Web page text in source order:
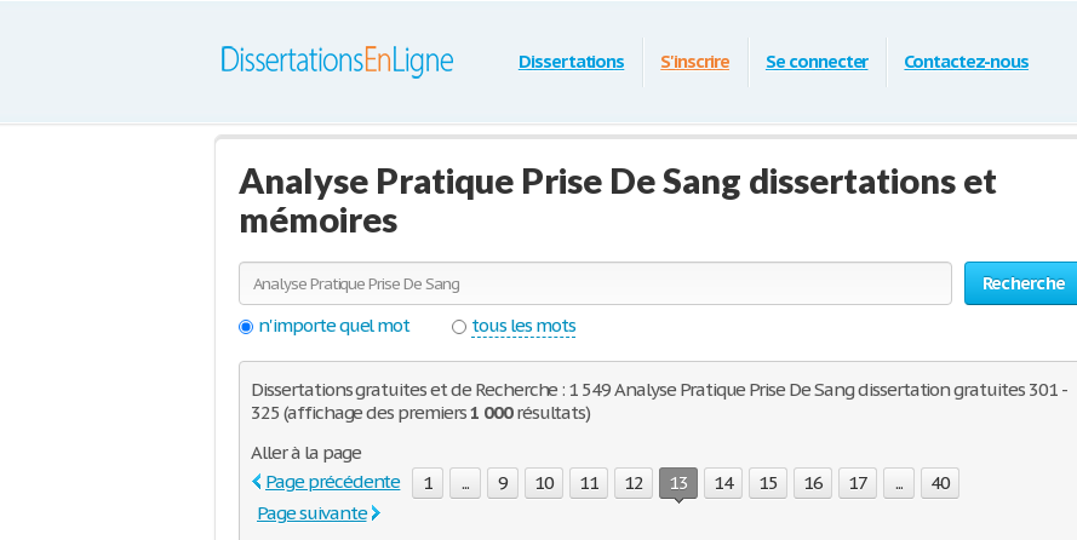
Dissertations S'inscrire Se connecter Contactez-nous
Analyse Pratique Prise De Sang dissertations et
mémoires
Recherche
n'importe quel mot
tous les mots
Dissertations gratuites et de Recherche : 1 549 Analyse Pratique Prise De Sang dissertation gratuites 301 -
325 (affichage des premiers1 000résultats)
Aller à la page
Page précédente
1 ... 9 10 11 12 13 14 15 16 17 ...
40
Page suivante